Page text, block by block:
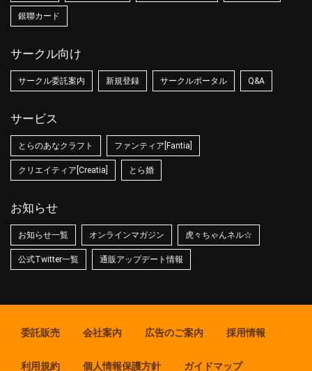
銀聯カード
サークル向け
サークル委託案内 新規登録 サークルポータル Q&A
サービス
とらのあなクラフト ファンティア[Fantia]
クリエイティア[Creatia] とら婚
お知らせ
お知らせ一覧 オンラインマガジン 虎々ちゃんネル☆
公式Twitter一覧 通販アップデート情報
委託販売 会社案内 広告のご案内 採用情報
利用規約 個人情報保護方針 ガイドマップ